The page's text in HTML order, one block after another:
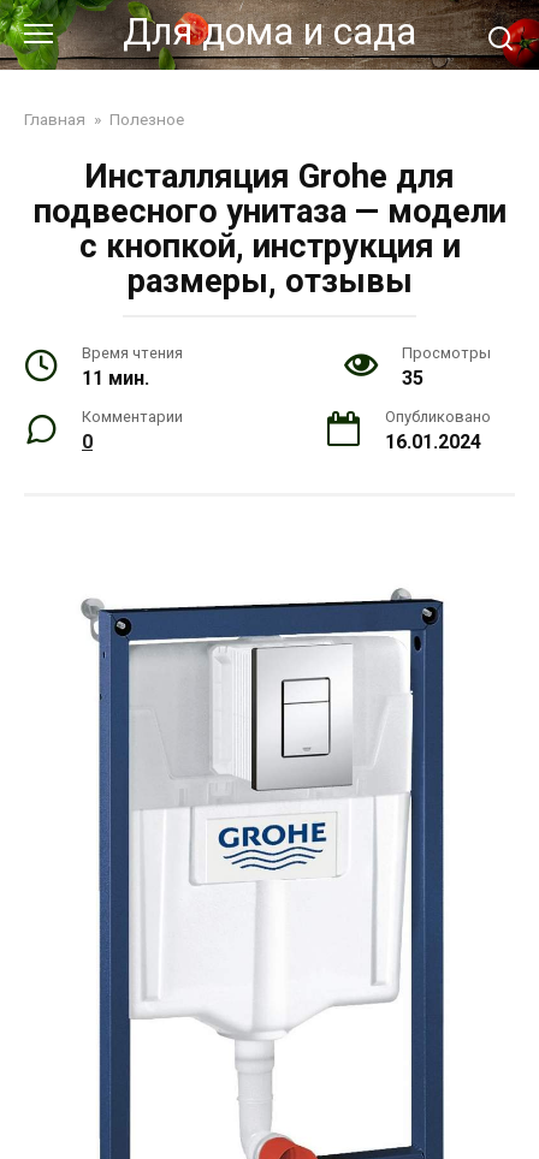
Перейти
к
контенту
Для дома и сада
Главная » Полезное
Инсталляция Grohe для
подвесного унитаза — модели
с кнопкой, инструкция и
размеры, отзывы
Время чтения
11 мин.
Просмотры
35
Комментарии
0
Опубликовано
16.01.2024